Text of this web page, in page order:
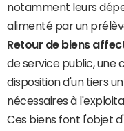
notamment leurs
alimenté par un
Retour de biens
de service public,
disposition d'un tiers
nécessaires à
Ces biens font l'objet